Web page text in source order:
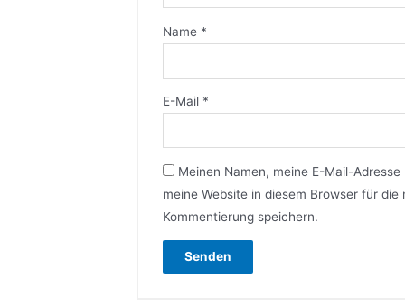
Name *
E-Mail *
Meinen Namen, meine E-Mail-Adresse
meine Website in diesem Browser für die
Kommentierung speichern.